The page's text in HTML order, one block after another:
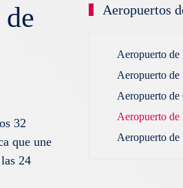
32
que une
24
Aeropuertos
Aeropuerto
Aeropuerto de
Aeropuerto
Aeropuerto de
Aeropuerto de